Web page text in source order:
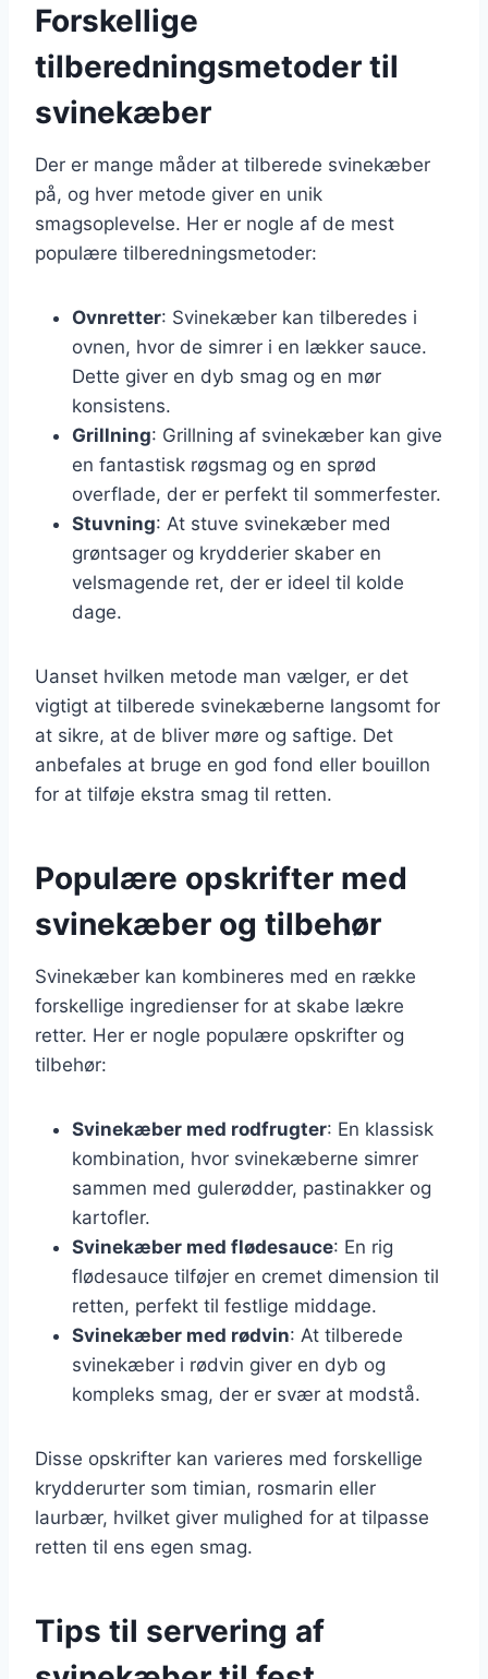
Forskellige
tilberedningsmetoder til
svinekæber
Der er mange måder at tilberede svinekæber
på, og hver metode giver en unik
smagsoplevelse. Her er nogle af de mest
populære tilberedningsmetoder:
Ovnretter: Svinekæber kan tilberedes i
ovnen, hvor de simrer i en lækker sauce.
Dette giver en dyb smag og en mør
konsistens.
Grillning: Grillning af svinekæber kan give
en fantastisk røgsmag og en sprød
overflade, der er perfekt til sommerfester.
Stuvning: At stuve svinekæber med
grøntsager og krydderier skaber en
velsmagende ret, der er ideel til kolde
dage.
Uanset hvilken metode man vælger, er det
vigtigt at tilberede svinekæberne langsomt for
at sikre, at de bliver møre og saftige. Det
anbefales at bruge en god fond eller bouillon
for at tilføje ekstra smag til retten.
Populære opskrifter med
svinekæber og tilbehør
Svinekæber kan kombineres med en række
forskellige ingredienser for at skabe lækre
retter. Her er nogle populære opskrifter og
tilbehør:
Svinekæber med rodfrugter: En klassisk
kombination, hvor svinekæberne simrer
sammen med gulerødder, pastinakker og
kartofler.
Svinekæber med flødesauce: En rig
flødesauce tilføjer en cremet dimension til
retten, perfekt til festlige middage.
Svinekæber med rødvin: At tilberede
svinekæber i rødvin giver en dyb og
kompleks smag, der er svær at modstå.
Disse opskrifter kan varieres med forskellige
krydderurter som timian, rosmarin eller
laurbær, hvilket giver mulighed for at tilpasse
retten til ens egen smag.
Tips til servering af